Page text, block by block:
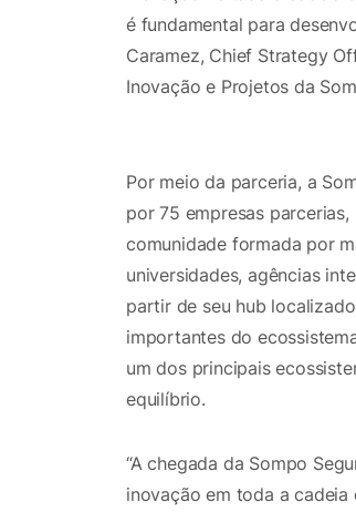
é fundamental para
Caramez, Chief Strategy
Inovação e Projetos da
Por meio da parceria, a
por 75 empresas
comunidade formada por
universidades, agências
partir de seu hub
importantes do
um dos principais
equilíbrio.
“A chegada da Sompo
inovação em toda a